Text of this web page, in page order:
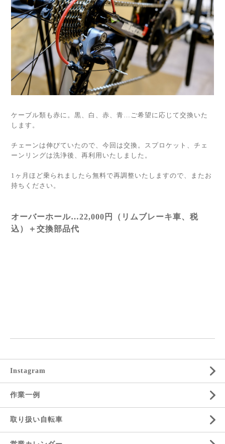
ケーブル類も赤に。黒、白、赤、青…ご希望に応じて交換いた
します。
チェーンは伸びていたので、今回は交換。スプロケット、チェ
ーンリングは洗浄後、再利用いたしました。
1ヶ月ほど乗られましたら無料で再調整いたしますので、またお
持ちください。
オーバーホール…22,000円（リムブレーキ車、税
込）＋交換部品代
Instagram
作業一例
取り扱い自転車